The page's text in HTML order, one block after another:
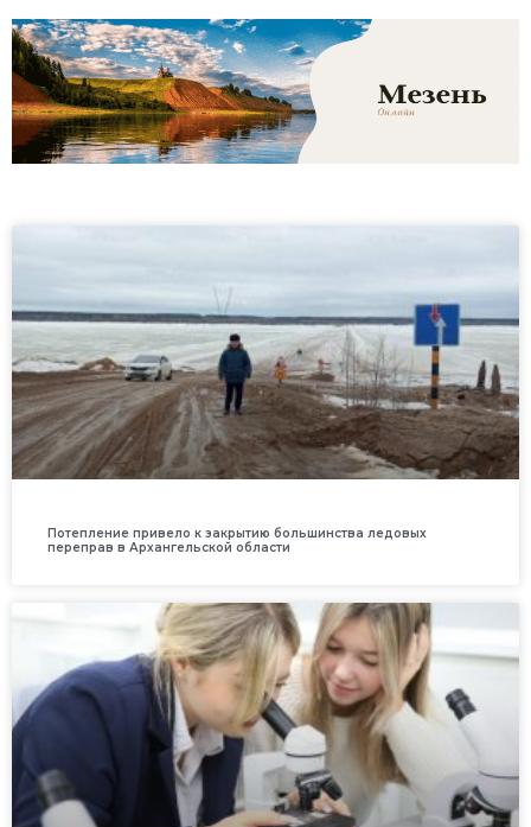
Потепление привело к закрытию большинства ледовых
переправ в Архангельской области